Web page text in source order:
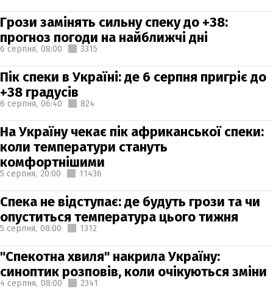
Грози замінять сильну спеку до +38:
прогноз погоди на найближчі дні
6 серпня, 08:00 3315
Пік спеки в Україні: де 6 серпня пригріє до
+38 градусів
6 серпня, 06:40 824
На Україну чекає пік африканської спеки:
коли температури стануть
комфортнішими
5 серпня, 20:00 11436
Спека не відступає: де будуть грози та чи
опуститься температура цього тижня
5 серпня, 08:00 1312
"Спекотна хвиля" накрила Україну:
синоптик розповів, коли очікуються зміни
4 серпня, 08:00 2341